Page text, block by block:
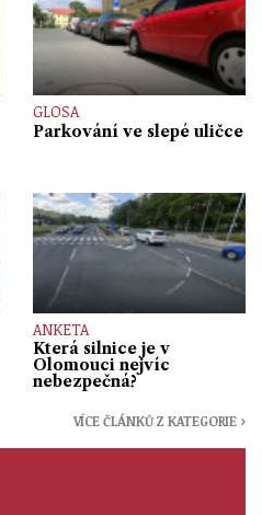
GLOSA
Parkování ve slepé uličce
ANKETA
Která silnice je v
Olomouci nejvíc
nebezpečná?
VÍCE ČLÁNKŮ Z KATEGORIE ›